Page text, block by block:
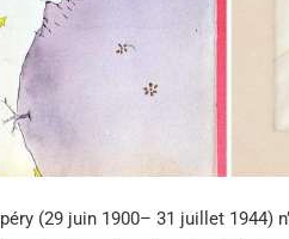
(29 juin 1900– 31 juillet 1944)